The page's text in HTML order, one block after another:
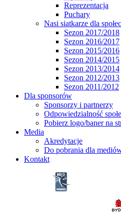
Reprezentacja
Puchary
Nasi siatkarze dla
Sezon 2017/2018
Sezon 2016/2017
Sezon 2015/2016
Sezon 2014/2015
Sezon 2013/2014
Sezon 2012/2013
Sezon 2011/2012
Dla sponsorów
Sponsorzy i partnerzy
Odpowiedzialność
Pobierz logo/baner na
Media
Akredytacje
Do pobrania dla
Kontakt